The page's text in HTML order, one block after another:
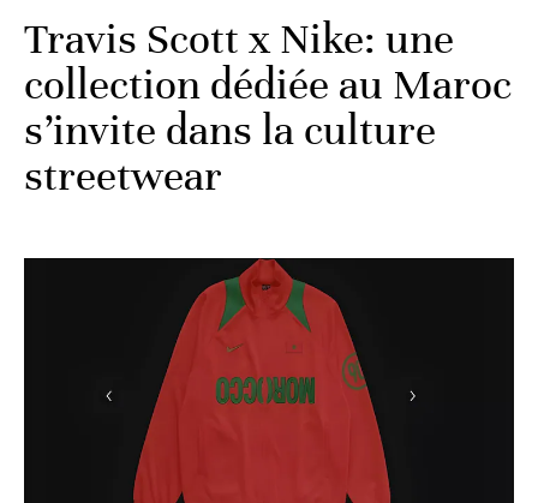
Travis Scott x Nike: une
collection dédiée au Maroc
s’invite dans la culture
streetwear